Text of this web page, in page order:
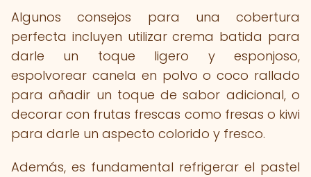
Algunos consejos para una cobertura
perfecta incluyen utilizar crema batida para
darle un toque ligero y esponjoso,
espolvorear canela en polvo o coco rallado
para añadir un toque de sabor adicional, o
decorar con frutas frescas como fresas o kiwi
para darle un aspecto colorido y fresco.
Además, es fundamental refrigerar el pastel